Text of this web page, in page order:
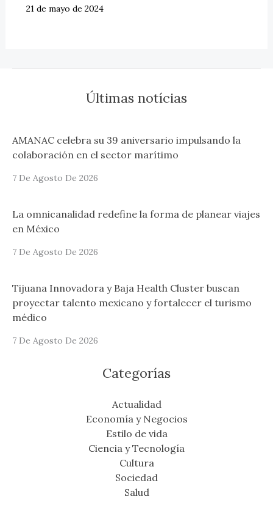
21 de mayo de 2024
Últimas notícias
AMANAC celebra su 39 aniversario impulsando la
colaboración en el sector marítimo
7 De Agosto De 2026
La omnicanalidad redefine la forma de planear viajes
en México
7 De Agosto De 2026
Tijuana Innovadora y Baja Health Cluster buscan
proyectar talento mexicano y fortalecer el turismo
médico
7 De Agosto De 2026
Categorías
Actualidad
Economía y Negocios
Estilo de vida
Ciencia y Tecnología
Cultura
Sociedad
Salud